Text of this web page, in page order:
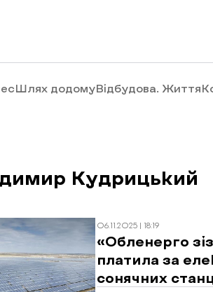
Шлях додомуВідбудова. Життя
Кудрицький
06.11.2025 | 18:19
«Обленерго
платила за
сонячних